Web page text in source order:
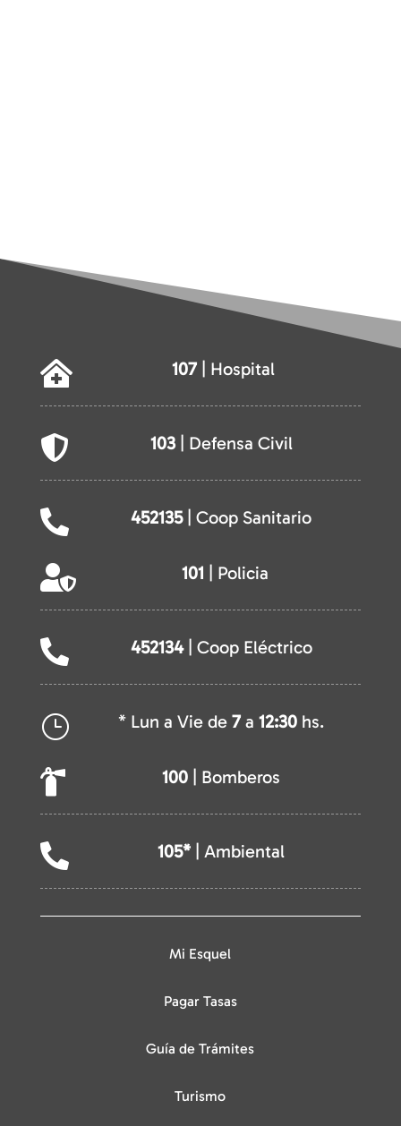
 107| Hospital
 103| Defensa Civil
 452135| Coop Sanitario
 101 | Policia
 452134| Coop Eléctrico
} * Lun a Vie de7 a12:30 hs.
 100 | Bomberos
 105* | Ambiental
Mi Esquel
Pagar Tasas
Guía de Trámites
Turismo